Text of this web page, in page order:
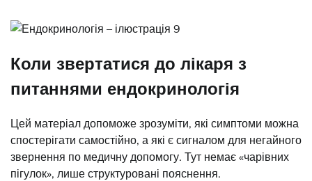
Коли звертатися до лікаря з
питаннями ендокринологія
Цей матеріал допоможе зрозуміти, які симптоми можна
спостерігати самостійно, а які є сигналом для негайного
звернення по медичну допомогу. Тут немає «чарівних
пігулок», лише структуровані пояснення.